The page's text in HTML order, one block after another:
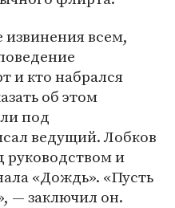
всем,
и кто набрался
об этом
под
ведущий. Лобков
руководством и
«Дождь». «Пусть
— заключил он.